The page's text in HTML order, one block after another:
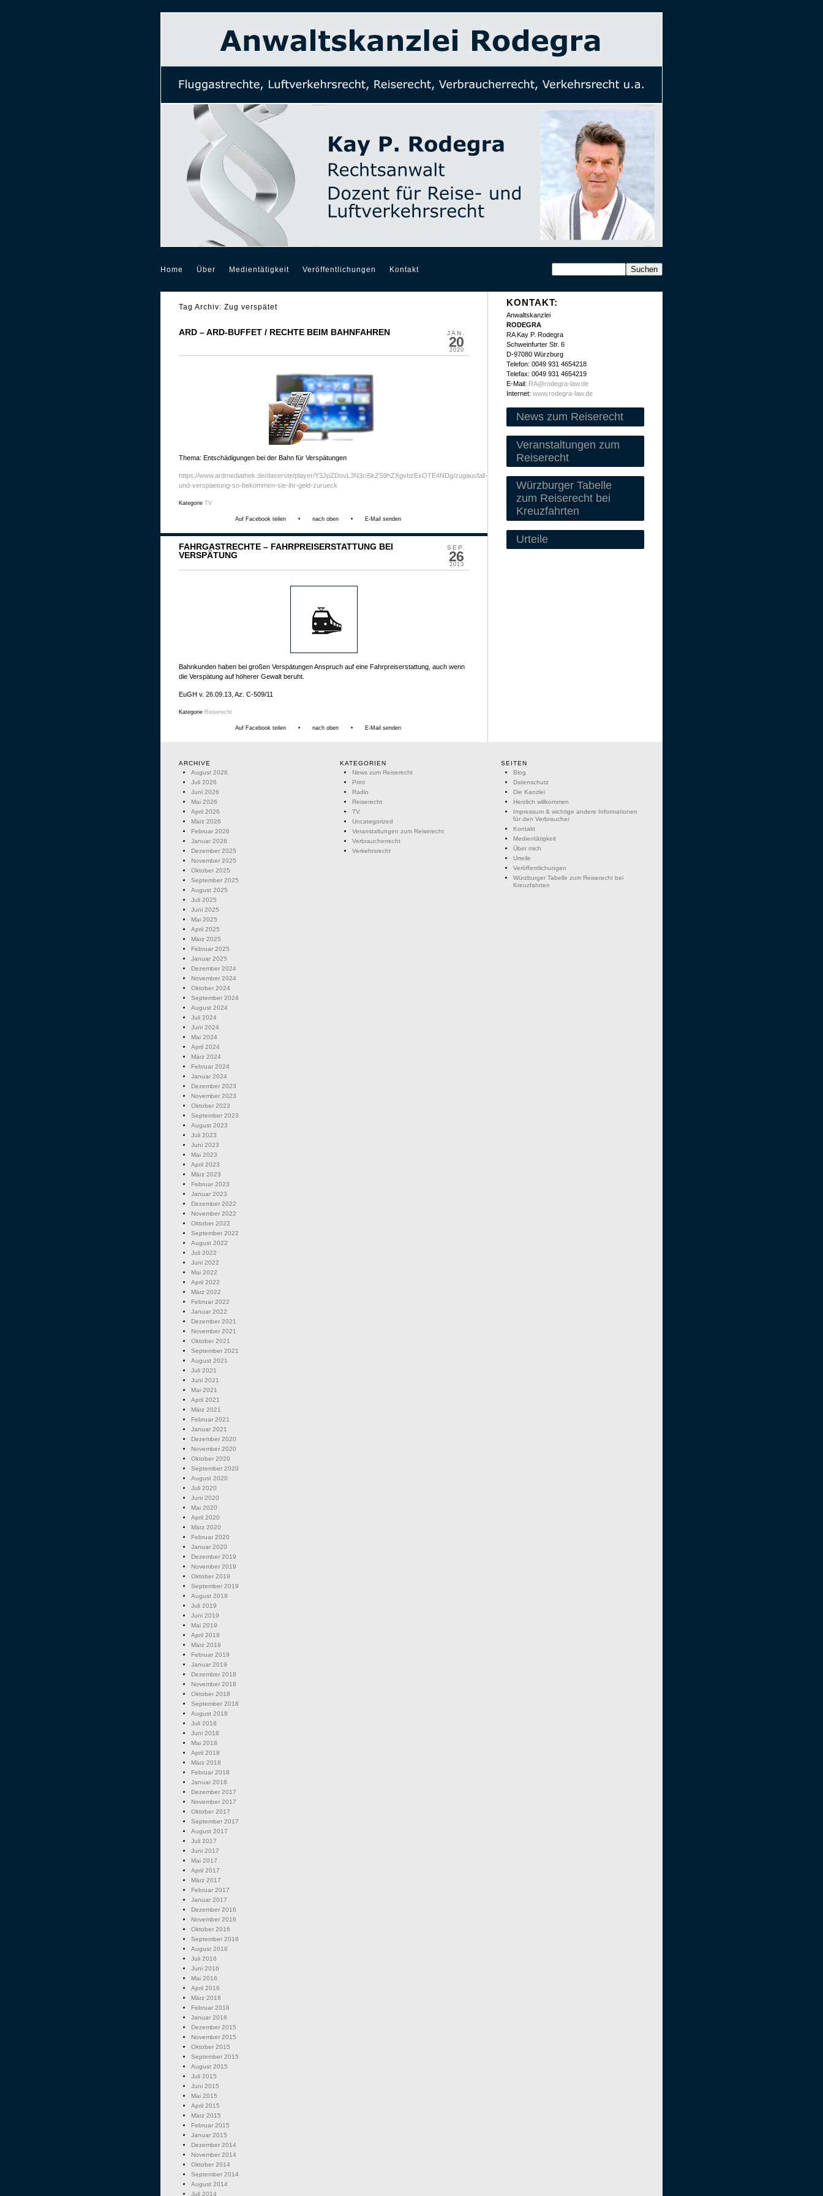
Home Über Medientätigkeit Veröffentlichungen Kontakt
Tag Archiv: Zug verspätet
JAN.
20
2020
ARD – ARD-BUFFET / RECHTE BEIM BAHNFAHREN
Thema: Entschädigungen bei der Bahn für Verspätungen
https://www.ardmediathek.de/daserste/player/Y3JpZDovL3N3ci5kZS9hZXgvbzExOTE4NDg/zugausfall-
und-verspaetung-so-bekommen-sie-ihr-geld-zurueck
Kategorie TV
Auf Facebook teilen • nach oben • E-Mail senden
SEP.
26
2013
FAHRGASTRECHTE – FAHRPREISERSTATTUNG BEI
VERSPÄTUNG
Bahnkunden haben bei großen Verspätungen Anspruch auf eine Fahrpreiserstattung, auch wenn
die Verspätung auf höherer Gewalt beruht.
EuGH v. 26.09.13, Az. C-509/11
Kategorie Reiserecht
Auf Facebook teilen • nach oben • E-Mail senden
KONTAKT:
Anwaltskanzlei
RODEGRA
RA Kay P. Rodegra
Schweinfurter Str. 6
D-97080 Würzburg
Telefon: 0049 931 4654218
Telefax: 0049 931 4654219
E-Mail: RA@rodegra-law.de
Internet: www.rodegra-law.de
News zum Reiserecht
Veranstaltungen zum
Reiserecht
Würzburger Tabelle
zum Reiserecht bei
Kreuzfahrten
Urteile
ARCHIVE
August 2026
Juli 2026
Juni 2026
Mai 2026
April 2026
März 2026
Februar 2026
Januar 2026
Dezember 2025
November 2025
Oktober 2025
September 2025
August 2025
Juli 2025
Juni 2025
Mai 2025
April 2025
März 2025
Februar 2025
Januar 2025
Dezember 2024
November 2024
Oktober 2024
September 2024
August 2024
Juli 2024
Juni 2024
Mai 2024
April 2024
März 2024
Februar 2024
Januar 2024
Dezember 2023
November 2023
Oktober 2023
September 2023
August 2023
Juli 2023
Juni 2023
Mai 2023
April 2023
März 2023
Februar 2023
Januar 2023
Dezember 2022
November 2022
Oktober 2022
September 2022
August 2022
Juli 2022
Juni 2022
Mai 2022
April 2022
März 2022
Februar 2022
Januar 2022
Dezember 2021
November 2021
Oktober 2021
September 2021
August 2021
Juli 2021
Juni 2021
Mai 2021
April 2021
März 2021
Februar 2021
Januar 2021
Dezember 2020
November 2020
Oktober 2020
September 2020
August 2020
Juli 2020
Juni 2020
Mai 2020
April 2020
März 2020
Februar 2020
Januar 2020
Dezember 2019
November 2019
Oktober 2019
September 2019
August 2019
Juli 2019
Juni 2019
Mai 2019
April 2019
März 2019
Februar 2019
Januar 2019
Dezember 2018
November 2018
Oktober 2018
September 2018
August 2018
Juli 2018
Juni 2018
Mai 2018
April 2018
März 2018
Februar 2018
Januar 2018
Dezember 2017
November 2017
Oktober 2017
September 2017
August 2017
Juli 2017
Juni 2017
Mai 2017
April 2017
März 2017
Februar 2017
Januar 2017
Dezember 2016
November 2016
Oktober 2016
September 2016
August 2016
Juli 2016
Juni 2016
Mai 2016
April 2016
März 2016
Februar 2016
Januar 2016
Dezember 2015
November 2015
Oktober 2015
September 2015
August 2015
Juli 2015
Juni 2015
Mai 2015
April 2015
März 2015
Februar 2015
Januar 2015
Dezember 2014
November 2014
Oktober 2014
September 2014
August 2014
Juli 2014
KATEGORIEN
News zum Reiserecht
Print
Radio
Reiserecht
TV
Uncategorized
Veranstaltungen zum Reiserecht
Verbraucherrecht
Verkehrsrecht
SEITEN
Blog
Datenschutz
Die Kanzlei
Herzlich willkommen
Impressum & wichtige andere Informationen
für den Verbraucher
Kontakt
Medientätigkeit
Über mich
Urteile
Veröffentlichungen
Würzburger Tabelle zum Reiserecht bei
Kreuzfahrten